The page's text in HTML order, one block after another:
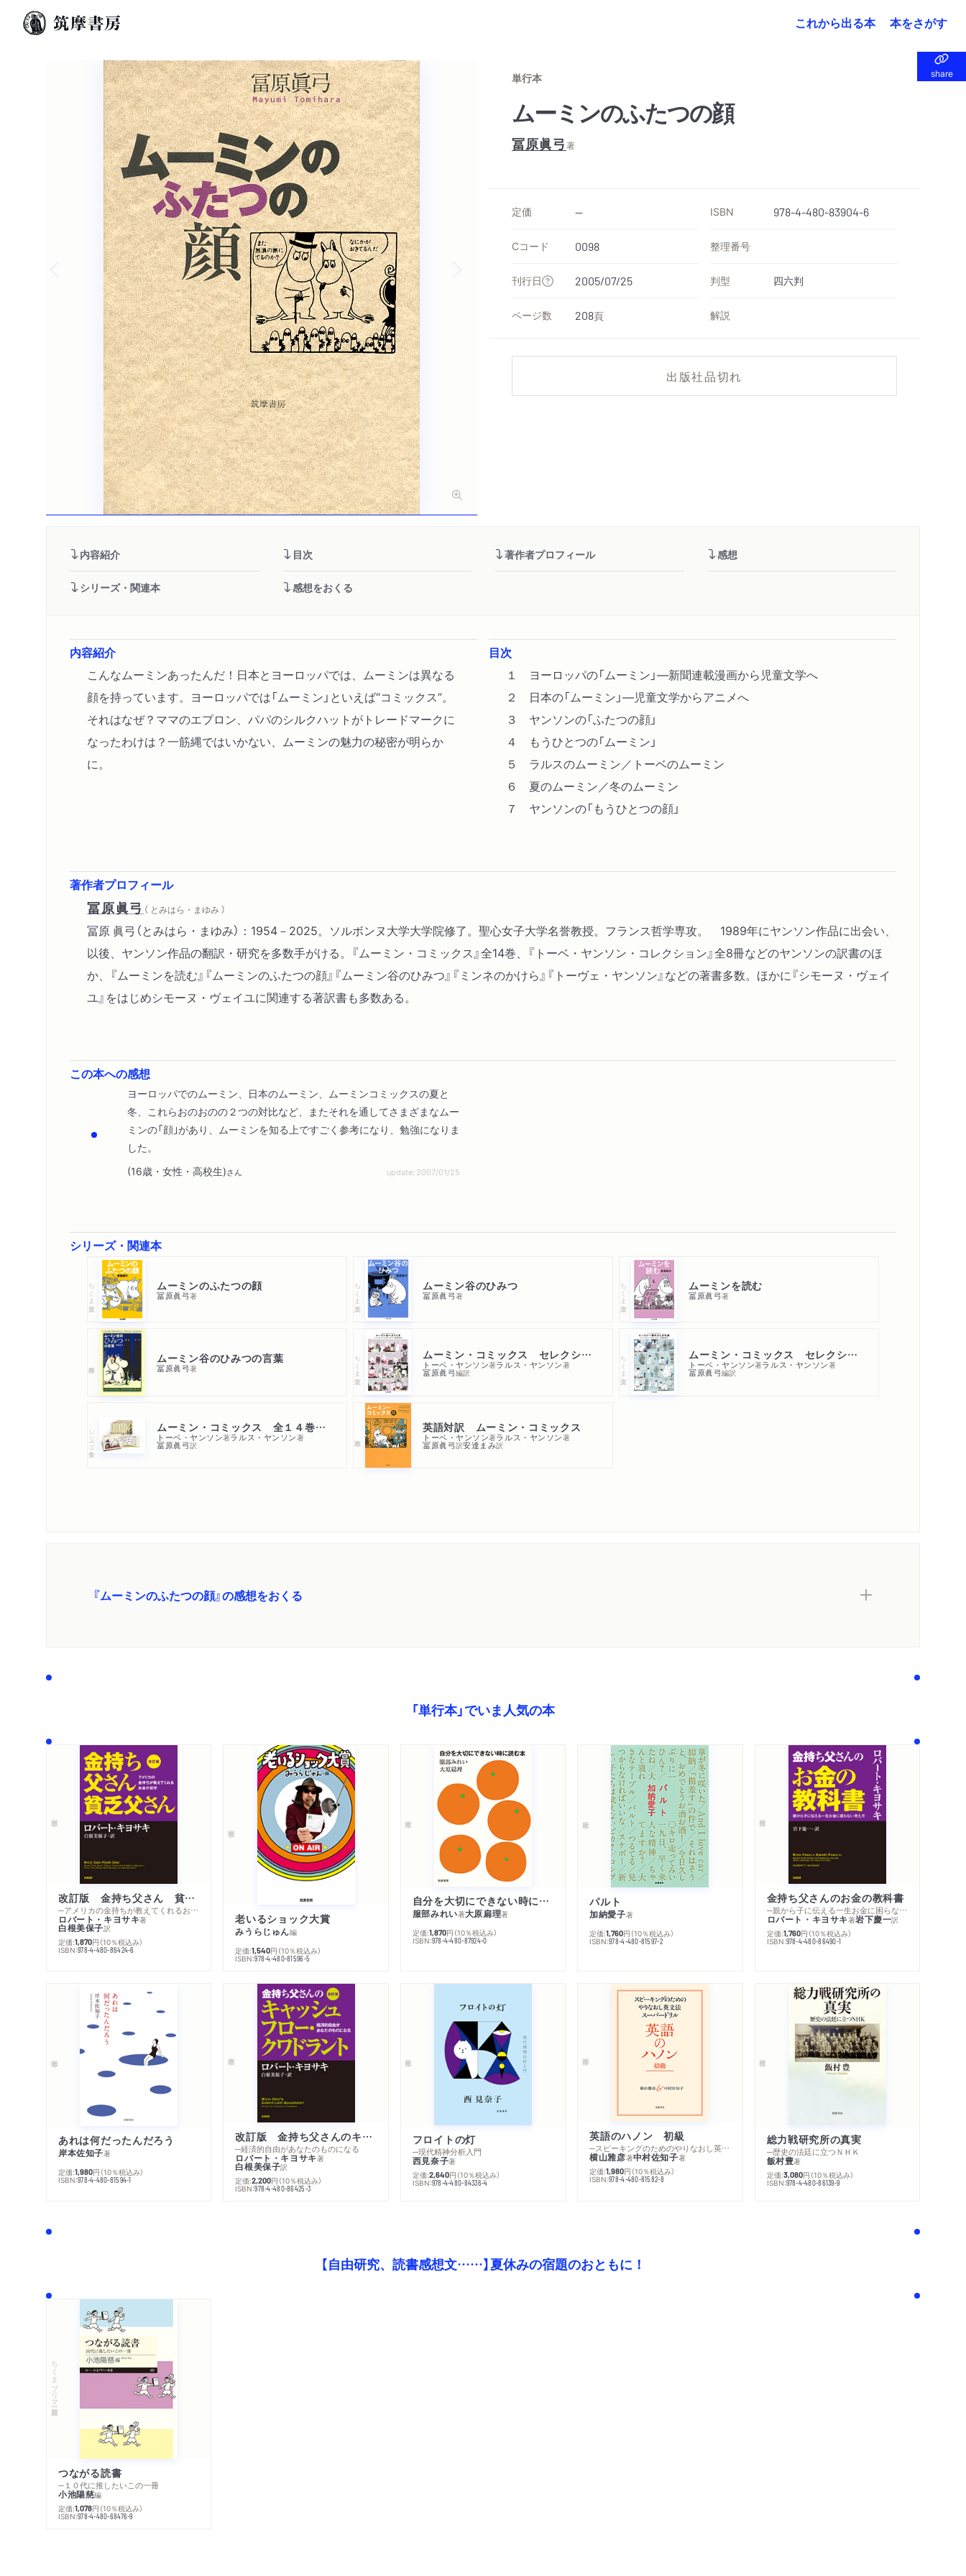
これから出る本 本をさがす
share
share
Previous slide
単行本
ムーミンのふたつの顔
冨原眞弓著
定価 -- ISBN 978-4-480-83904-6
Cコード 0098 整理番号
刊行日 2005/07/25 判型 四六判
ページ数 208頁 解説
出版社品切れ
内容紹介 目次 著作者プロフィール 感想
シリーズ・関連本 感想をおくる
内容紹介
こんなムーミンあったんだ！日本とヨーロッパでは、ムーミンは異なる
顔を持っています。ヨーロッパでは「ムーミン」といえば“コミックス”。
それはなぜ？ママのエプロン、パパのシルクハットがトレードマークに
なったわけは？一筋縄ではいかない、ムーミンの魅力の秘密が明らか
に。
目次
１ ヨーロッパの「ムーミン」―新聞連載漫画から児童文学へ
２ 日本の「ムーミン」―児童文学からアニメへ
３ ヤンソンの「ふたつの顔」
４ もうひとつの「ムーミン」
５ ラルスのムーミン／トーベのムーミン
６ 夏のムーミン／冬のムーミン
７ ヤンソンの「もうひとつの顔」
著作者プロフィール
冨原眞弓 （ とみはら・まゆみ ）
冨原 眞弓（とみはら・まゆみ）：1954－2025。ソルボンヌ大学大学院修了。聖心女子大学名誉教授。フランス哲学専攻。 1989年にヤンソン作品に出会い、
以後、ヤンソン作品の翻訳・研究を多数手がける。『ムーミン・コミックス』全14巻、『トーベ・ヤンソン・コレクション』全8冊などのヤンソンの訳書のほ
か、『ムーミンを読む』『ムーミンのふたつの顔』『ムーミン谷のひみつ』『ミンネのかけら』『トーヴェ・ヤンソン』などの著書多数。ほかに『シモーヌ・ヴェイ
ユ』をはじめシモーヌ・ヴェイユに関連する著訳書も多数ある。
この本への感想
ヨーロッパでのムーミン、日本のムーミン、ムーミンコミックスの夏と
冬、これらおのおのの２つの対比など、またそれを通してさまざまなムー
ミンの「顔｣があり、ムーミンを知る上ですごく参考になり、勉強になりま
した。
(16歳・女性・高校生)さん update: 2007/01/25
シリーズ・関連本
ちくま文庫 ムーミンのふたつの顔
冨原眞弓著 ちくま文庫 ムーミン谷のひみつ
冨原眞弓著 ちくま文庫 ムーミンを読む
冨原眞弓著
ムーミン谷のひみつの言葉
冨原眞弓著 ちくま文庫 ムーミン・コミックス セレクション１ムーミン谷へようこそ
トーベ・ヤンソン著ラルス・ヤンソン著
冨原眞弓編訳 ちくま文庫 ムーミン・コミックス セレクション２ムーミン一家のふしぎな旅
トーベ・ヤンソン著ラルス・ヤンソン著
冨原眞弓編訳
シリーズ・全集 ムーミン・コミックス 全１４巻セット
トーベ・ヤンソン著ラルス・ヤンソン著
冨原眞弓訳
英語対訳 ムーミン・コミックス
トーベ・ヤンソン著ラルス・ヤンソン著
冨原眞弓訳安達まみ訳
『ムーミンのふたつの顔』の感想をおくる
「単行本」でいま人気の本
改訂版 金持ち父さん 貧乏父さん
─アメリカの金持ちが教えてくれるお金の哲学
ロバート・キヨサキ著
白根美保子訳
定価:1,870円 （10％税込み）
ISBN:978-4-480-86424-6
老いるショック大賞
みうらじゅん編
定価:1,540円 （10％税込み）
ISBN:978-4-480-81596-5
自分を大切にできない時に読む本
服部みれい著大原扁理著
定価:1,870円 （10％税込み）
ISBN:978-4-480-87924-0
パルト
加納愛子著
定価:1,760円 （10％税込み）
ISBN:978-4-480-81597-2
金持ち父さんのお金の教科書
─親から子に伝える一生お金に困らない考え方
ロバート・キヨサキ著岩下慶一訳
定価:1,760円 （10％税込み）
ISBN:978-4-480-86490-1
あれは何だったんだろう
岸本佐知子著
定価:1,980円 （10％税込み）
ISBN:978-4-480-81594-1
改訂版 金持ち父さんのキャッシュフロー・クワドラント
─経済的自由があなたのものになる
ロバート・キヨサキ著
白根美保子訳
定価:2,200円 （10％税込み）
ISBN:978-4-480-86425-3
フロイトの灯
─現代精神分析入門
西見奈子著
定価:2,640円 （10％税込み）
ISBN:978-4-480-84336-4
英語のハノン 初級
─スピーキングのためのやりなおし英文法スーパードリル
横山雅彦著中村佐知子著
定価:1,980円 （10％税込み）
ISBN:978-4-480-81582-8
総力戦研究所の真実
─歴史の法廷に立つＮＨＫ
飯村豊著
定価:3,080円 （10％税込み）
ISBN:978-4-480-86139-9
【自由研究、読書感想文……】夏休みの宿題のおともに！
ちくまプリマー新書
つながる読書
─１０代に推したいこの一冊
小池陽慈編
定価:1,078円 （10％税込み）
ISBN:978-4-480-68476-9